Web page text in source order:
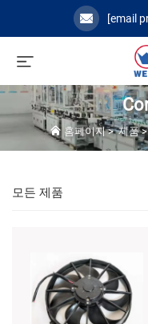
[email
홈페이지>제품
모든 제품